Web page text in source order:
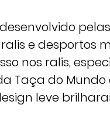
desenvolvido
e desportos
nos ralis,
Taça do
leve